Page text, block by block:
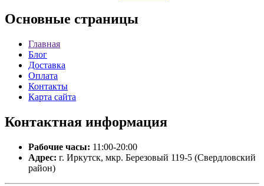
Основные страницы
Главная
Блог
Доставка
Оплата
Контакты
Карта сайта
Контактная информация
Рабочие часы: 11:00-20:00
Адрес: г. Иркутск, мкр. Березовый 119-5 (Свердловский
район)